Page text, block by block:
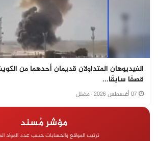
الفيديوهان المتداولان قديمان أحدهما من
قصفًا سابقًا...
· مضلل
مؤشر مُسند
ترتيب المواقع والحسابات حسب عدد المواد